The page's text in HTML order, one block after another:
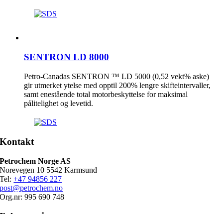
SENTRON LD 8000
Petro-Canadas SENTRON ™ LD 5000 (0,52 vekt% aske)
gir utmerket ytelse med opptil 200% lengre skifteintervaller,
samt enestående total motorbeskyttelse for maksimal
pålitelighet og levetid.
Kontakt
Petrochem Norge AS
Norevegen 10 5542 Karmsund
Tel:+47 94856 227
post@petrochem.no
Org.nr: 995 690 748